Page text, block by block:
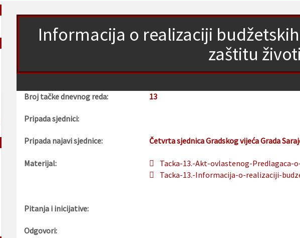
Informacija o realizaciji
zaštitu
Broj tačke dnevnog reda: 13
Pripada sjednici:
Pripada najavi sjednice: Četvrta sjednica Gradskog vijeća Grada
Materijal:
Tacka-13.-Akt-ovlastenog-Predlagaca-
Tacka-13.-Informacija-o-realizaciji-
Pitanja i inicijative:
Odgovori: